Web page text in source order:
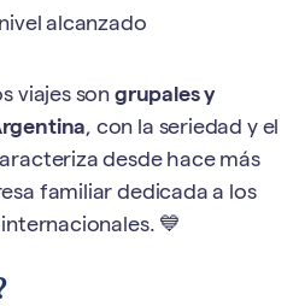
alcanzado
viajes son grupales y
, con la seriedad y el
desde hace más
familiar dedicada a los
💙